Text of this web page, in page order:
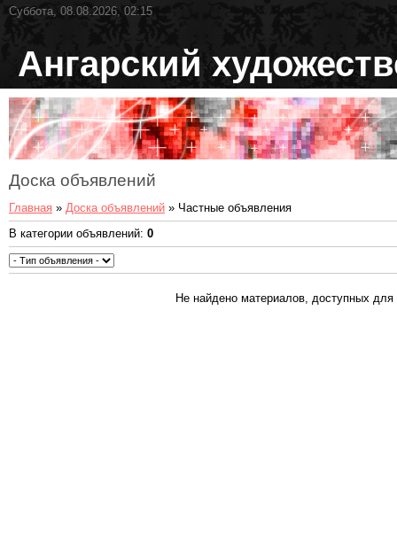
Суббота, 08.08.2026, 02:15
Ангарский
Доска объявлений
Главная » Доска объявлений » Частные объявления
В категории объявлений: 0
Не найдено материалов, доступных для